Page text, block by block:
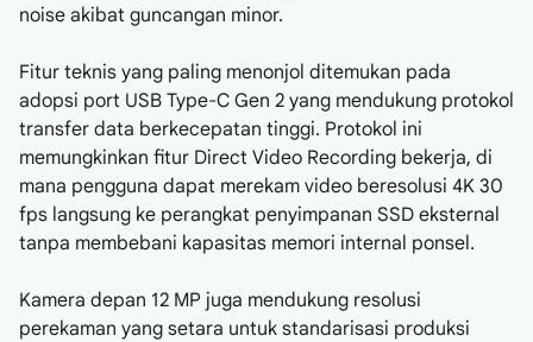
noise akibat guncangan minor.
Fitur teknis yang paling menonjol ditemukan pada
adopsi port USB Type-C Gen 2 yang mendukung protokol
transfer data berkecepatan tinggi. Protokol ini
memungkinkan fitur Direct Video Recording bekerja, di
mana pengguna dapat merekam video beresolusi 4K 30
fps langsung ke perangkat penyimpanan SSD eksternal
tanpa membebani kapasitas memori internal ponsel.
Kamera depan 12 MP juga mendukung resolusi
perekaman yang setara untuk standarisasi produksi